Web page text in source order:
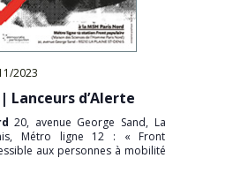
2023
Lanceurs d’Alerte
20, avenue George Sand, La
Métro ligne 12 : « Front
aux personnes à mobilité